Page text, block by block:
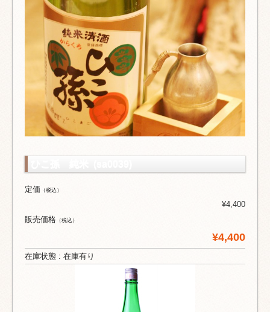
定価 （税込）
¥4,400
販売価格 （税込）
¥4,400
在庫状態 : 在庫有り